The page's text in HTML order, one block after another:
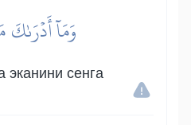
وَمَآ أَدۡرَىٰكَ
эканини сенга